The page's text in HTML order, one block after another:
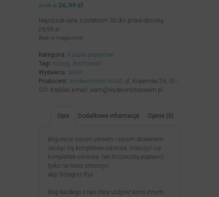
29,99zł Pierwotna
wynosiła:
29,99zł.
26,99 złAktualna
wynosi:
Najniższa cena z ostatnich 30 dni przed obniżką:
26,99 zł
Brak w magazynie
Kategoria: Książki papierowe
Tagi: rozwój, duchowość
Wydawca: WAM
Producent: Wydawnictwo WAM , ul. Kopernika 26, 31-
501 Kraków, e-mail: wam@wydawnictwowam.pl
Opis Dodatkowe informacje Opinie (0)
Bóg może swoim słowem i swoim działaniem
zacząć cię kompletnie od nowa, stworzyć cię
kompletnie od nowa. Nie troszeczkę poprawić,
tylko na nowo stworzyć.
abp Grzegorz Ryś
Bóg każdego z nas chce uczynić kimś innym,